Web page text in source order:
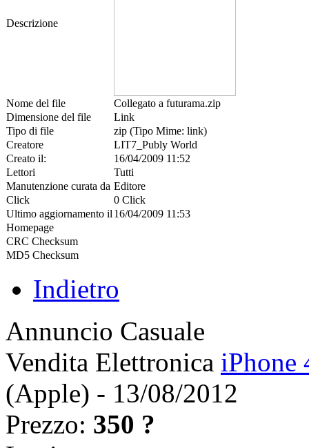
Descrizione
Nome del file
Collegato a futurama.zip
Dimensione del file
Link
Tipo di file
zip (Tipo Mime: link)
Creatore
LIT7_Publy World
Creato il:
16/04/2009 11:52
Lettori
Tutti
Manutenzione curata da Editore
Click
0 Click
Ultimo aggiornamento il 16/04/2009 11:53
Homepage
CRC Checksum
MD5 Checksum
Indietro
Annuncio Casuale
Vendita Elettronica iPhone
(Apple) - 13/08/2012
Prezzo: 350 ?